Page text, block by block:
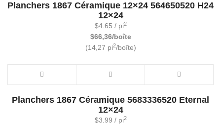
Planchers 1867 Céramique 12×24 564650520 H24
12×24
$4.65 / pi2
$66,36/boîte
(14,27 pi2/boîte)
Planchers 1867 Céramique 5683336520 Eternal
12×24
$3.99 / pi2